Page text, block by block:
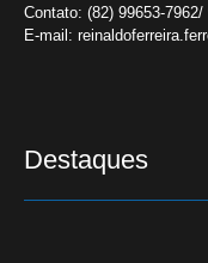
Contato: (82) 99653-7962/
E-mail:
Destaques